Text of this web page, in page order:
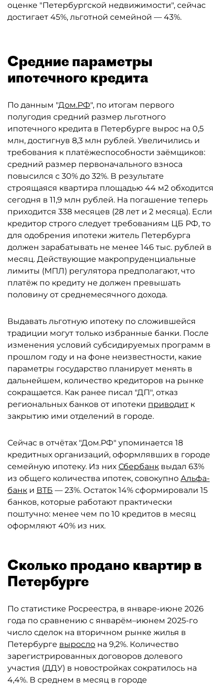
оценке "Петербургской недвижимости", сейчас
достигает 45%, льготной семейной — 43%.
Средние параметры
ипотечного кредита
По данным "Дом.РФ", по итогам первого
полугодия средний размер льготного
ипотечного кредита в Петербурге вырос на 0,5
млн, достигнув 8,3 млн рублей. Увеличились и
требования к платёжеспособности заёмщиков:
средний размер первоначального взноса
повысился с 30% до 32%. В результате
строящаяся квартира площадью 44 м2 обходится
сегодня в 11,9 млн рублей. На погашение теперь
приходится 338 месяцев (28 лет и 2 месяца). Если
кредитор строго следует требованиям ЦБ РФ, то
для одобрения ипотеки житель Петербурга
должен зарабатывать не менее 146 тыс. рублей в
месяц. Действующие макропруденциальные
лимиты (МПЛ) регулятора предполагают, что
платёж по кредиту не должен превышать
половину от среднемесячного дохода.
Выдавать льготную ипотеку по сложившейся
традиции могут только избранные банки. После
изменения условий субсидируемых программ в
прошлом году и на фоне неизвестности, какие
параметры государство планирует менять в
дальнейшем, количество кредиторов на рынке
сокращается. Как ранее писал "ДП", отказ
региональных банков от ипотеки приводит к
закрытию ими отделений в городе.
Сейчас в отчётах "Дом.РФ" упоминается 18
кредитных организаций, оформлявших в городе
семейную ипотеку. Из них Сбербанк выдал 63%
из общего количества ипотек, совокупно Альфа-
банк и ВТБ — 23%. Остаток 14% сформировали 15
банков, которые работают практически
поштучно: менее чем по 10 кредитов в месяц
оформляют 40% из них.
Сколько продано квартир в
Петербурге
По статистике Росреестра, в январе-июне 2026
года по сравнению с январём–июнем 2025-го
число сделок на вторичном рынке жилья в
Петербурге выросло на 9,2%. Количество
зарегистрированных договоров долевого
участия (ДДУ) в новостройках сократилось на
4,4%. В среднем в месяц в городе